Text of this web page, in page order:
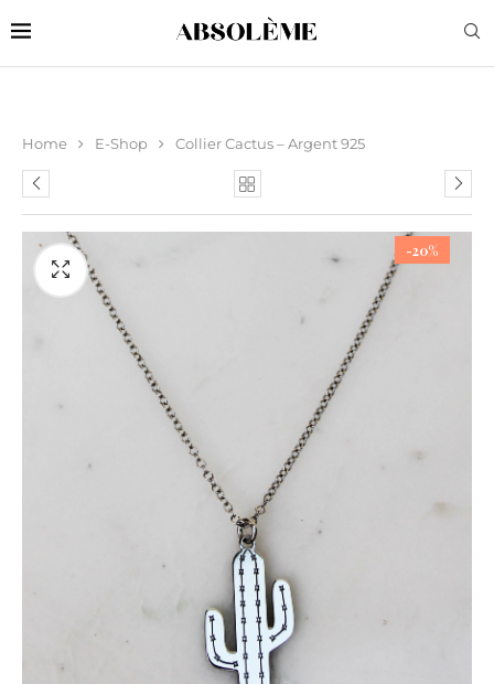
Home E-Shop Collier Cactus – Argent 925
-20%